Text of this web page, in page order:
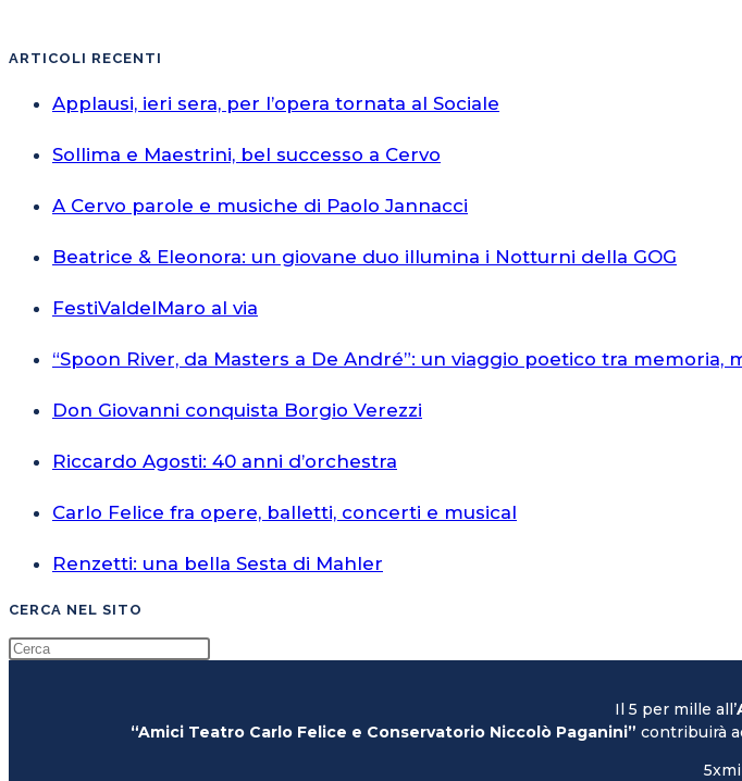
ARTICOLI RECENTI
Applausi, ieri sera, per l’opera tornata al Sociale
Sollima e Maestrini, bel successo a Cervo
A Cervo parole e musiche di Paolo Jannacci
Beatrice & Eleonora: un giovane duo illumina i Notturni della GOG
FestiValdelMaro al via
“Spoon River, da Masters a De André”: un viaggio poetico tra memoria,
Don Giovanni conquista Borgio Verezzi
Riccardo Agosti: 40 anni d’orchestra
Carlo Felice fra opere, balletti, concerti e musical
Renzetti: una bella Sesta di Mahler
CERCA NEL SITO
Il 5 per mille all’
“Amici Teatro Carlo Felice e Conservatorio Niccolò Paganini” contribuirà